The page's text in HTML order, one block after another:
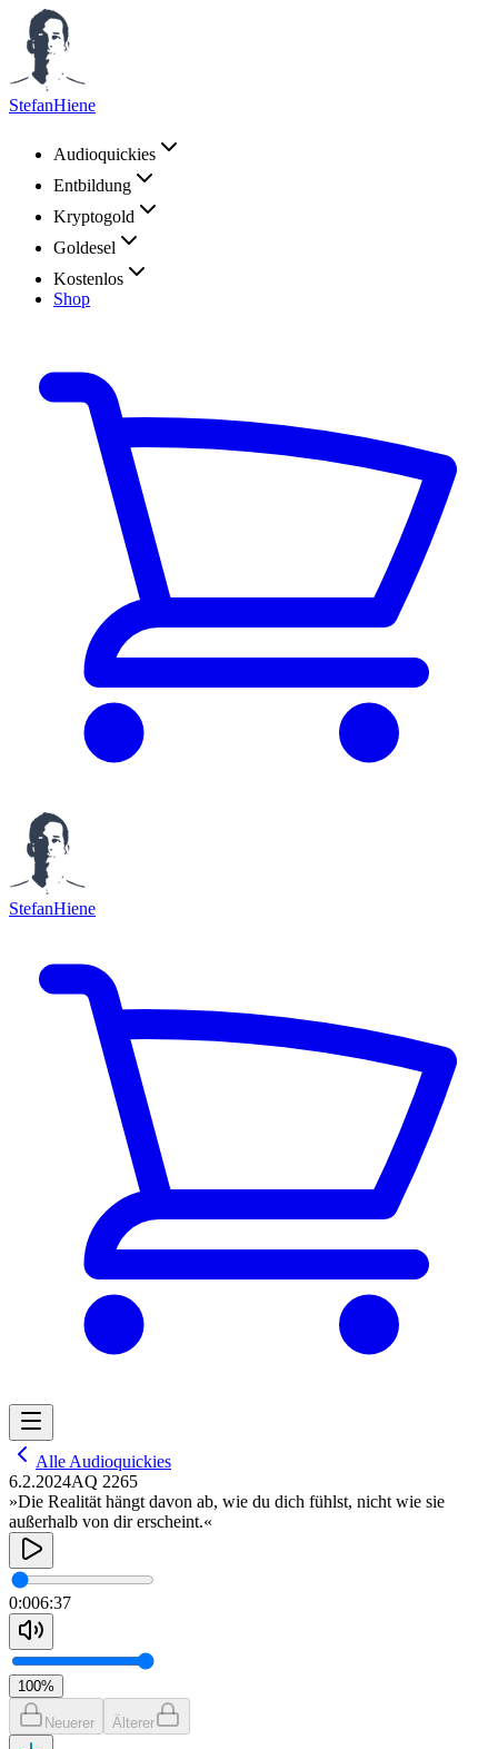
StefanHiene
Audioquickies
Entbildung
Kryptogold
Goldesel
Kostenlos
Shop
StefanHiene
Alle Audioquickies
6.2.2024AQ 2265
»Die Realität hängt davon ab, wie du dich fühlst, nicht wie sie
außerhalb von dir erscheint.«
0:006:37
100%
Neuerer Älterer